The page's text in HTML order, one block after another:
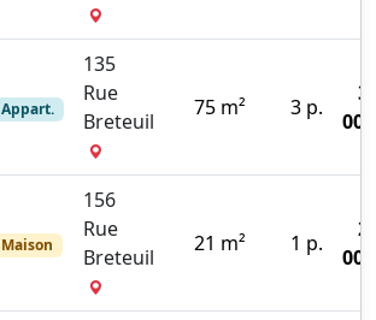
Appart.
135
Rue
Breteuil
75 m² 3 p.
Maison
156
Rue
Breteuil
21 m² 1 p.